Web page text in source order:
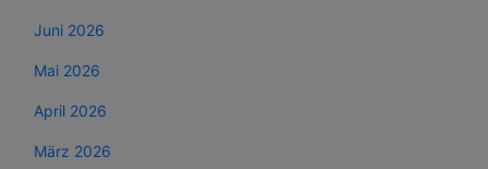
Juni 2026
Mai 2026
April 2026
März 2026